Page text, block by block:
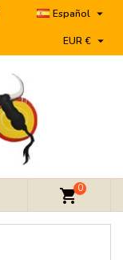
Español 
EUR € 
shopping_cart0